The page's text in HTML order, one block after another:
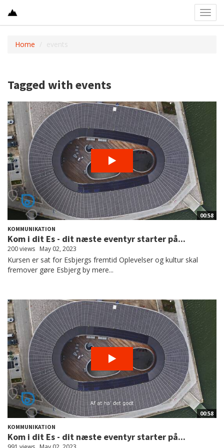
Home events
Tagged with events
00:58
KOMMUNIKATION
Kom i dit Es - dit næste eventyr starter på...
200 views May 02, 2023
Kursen er sat for Esbjergs fremtid Oplevelser og kultur skal
fremover gøre Esbjerg by mere...
00:58
KOMMUNIKATION
Kom i dit Es - dit næste eventyr starter på...